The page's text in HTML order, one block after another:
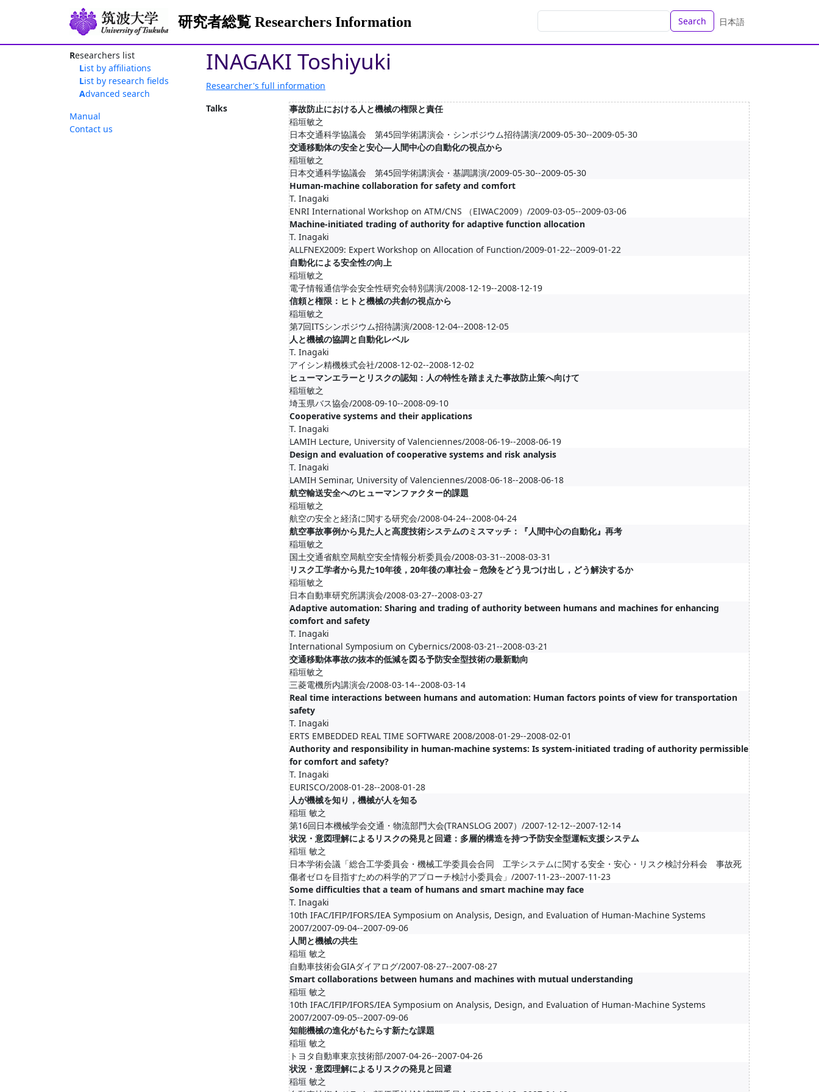
研究者総覧 Researchers Information Search 日本語
Researchers list
List by affiliations
List by research fields
Advanced search
Manual
Contact us
INAGAKI Toshiyuki
Researcher's full information
Talks
事故防止における人と機械の権限と責任
稲垣敏之
日本交通科学協議会 第45回学術講演会・シンポジウム招待講演/2009-05-30--2009-05-30
交通移動体の安全と安心―人間中心の自動化の視点から
稲垣敏之
日本交通科学協議会 第45回学術講演会・基調講演/2009-05-30--2009-05-30
Human-machine collaboration for safety and comfort
T. Inagaki
ENRI International Workshop on ATM/CNS （EIWAC2009）/2009-03-05--2009-03-06
Machine-initiated trading of authority for adaptive function allocation
T. Inagaki
ALLFNEX2009: Expert Workshop on Allocation of Function/2009-01-22--2009-01-22
自動化による安全性の向上
稲垣敏之
電子情報通信学会安全性研究会特別講演/2008-12-19--2008-12-19
信頼と権限：ヒトと機械の共創の視点から
稲垣敏之
第7回ITSシンポジウム招待講演/2008-12-04--2008-12-05
人と機械の協調と自動化レベル
T. Inagaki
アイシン精機株式会社/2008-12-02--2008-12-02
ヒューマンエラーとリスクの認知：人の特性を踏まえた事故防止策へ向けて
稲垣敏之
埼玉県バス協会/2008-09-10--2008-09-10
Cooperative systems and their applications
T. Inagaki
LAMIH Lecture, University of Valenciennes/2008-06-19--2008-06-19
Design and evaluation of cooperative systems and risk analysis
T. Inagaki
LAMIH Seminar, University of Valenciennes/2008-06-18--2008-06-18
航空輸送安全へのヒューマンファクター的課題
稲垣敏之
航空の安全と経済に関する研究会/2008-04-24--2008-04-24
航空事故事例から見た人と高度技術システムのミスマッチ：『人間中心の自動化』再考
稲垣敏之
国土交通省航空局航空安全情報分析委員会/2008-03-31--2008-03-31
リスク工学者から見た10年後，20年後の車社会－危険をどう見つけ出し，どう解決するか
稲垣敏之
日本自動車研究所講演会/2008-03-27--2008-03-27
Adaptive automation: Sharing and trading of authority between humans and machines for enhancing
comfort and safety
T. Inagaki
International Symposium on Cybernics/2008-03-21--2008-03-21
交通移動体事故の抜本的低減を図る予防安全型技術の最新動向
稲垣敏之
三菱電機所内講演会/2008-03-14--2008-03-14
Real time interactions between humans and automation: Human factors points of view for transportation
safety
T. Inagaki
ERTS EMBEDDED REAL TIME SOFTWARE 2008/2008-01-29--2008-02-01
Authority and responsibility in human-machine systems: Is system-initiated trading of authority permissible
for comfort and safety?
T. Inagaki
EURISCO/2008-01-28--2008-01-28
人が機械を知り，機械が人を知る
稲垣 敏之
第16回日本機械学会交通・物流部門大会(TRANSLOG 2007）/2007-12-12--2007-12-14
状況・意図理解によるリスクの発見と回避：多層的構造を持つ予防安全型運転支援システム
稲垣 敏之
日本学術会議「総合工学委員会・機械工学委員会合同 工学システムに関する安全・安心・リスク検討分科会 事故死
傷者ゼロを目指すための科学的アプローチ検討小委員会」/2007-11-23--2007-11-23
Some difficulties that a team of humans and smart machine may face
T. Inagaki
10th IFAC/IFIP/IFORS/IEA Symposium on Analysis, Design, and Evaluation of Human-Machine Systems
2007/2007-09-04--2007-09-06
人間と機械の共生
稲垣 敏之
自動車技術会GIAダイアログ/2007-08-27--2007-08-27
Smart collaborations between humans and machines with mutual understanding
稲垣 敏之
10th IFAC/IFIP/IFORS/IEA Symposium on Analysis, Design, and Evaluation of Human-Machine Systems
2007/2007-09-05--2007-09-06
知能機械の進化がもたらす新たな課題
稲垣 敏之
トヨタ自動車東京技術部/2007-04-26--2007-04-26
状況・意図理解によるリスクの発見と回避
稲垣 敏之